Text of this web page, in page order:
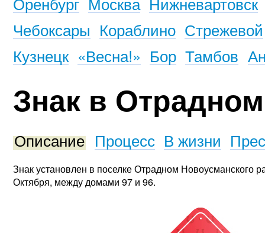
Чебоксары Кораблино Стрежевой
Кузнецк «Весна!» Бор Тамбов
Знак в Отрадном
Описание Процесс В жизни
Знак установлен в поселке Отрадном Новоусманского
Октября, между домами 97 и 96.